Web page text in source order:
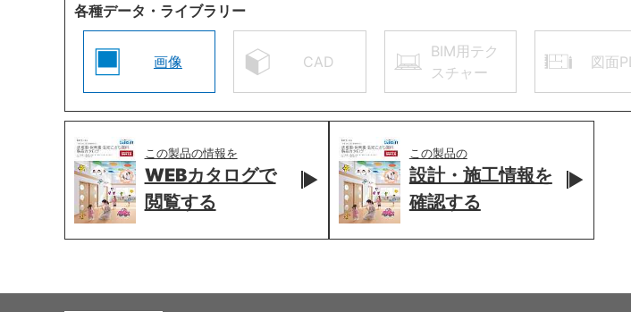
各種データ・ライブラリー
画像 CAD
BIM用テク
スチャー
図面
この製品の情報を
WEBカタログで
閲覧する
この製品の
設計・施工情報を
確認する